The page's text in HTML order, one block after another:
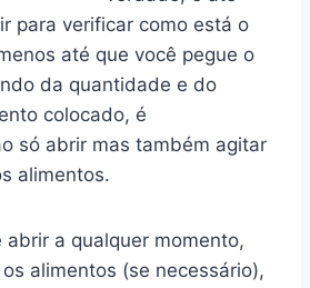
para verificar como está o
até que você pegue o
da quantidade e do
colocado, é
só abrir mas também agitar
alimentos.
abrir a qualquer momento,
alimentos (se necessário),